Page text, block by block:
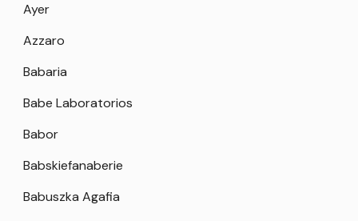
Ayer
Azzaro
Babaria
Babe Laboratorios
Babor
Babskiefanaberie
Babuszka Agafia